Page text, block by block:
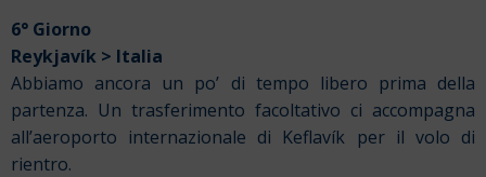
6° Giorno
Reykjavík > Italia
Abbiamo ancora un po’ di tempo libero prima della
partenza. Un trasferimento facoltativo ci accompagna
all’aeroporto internazionale di Keflavík per il volo di
rientro.